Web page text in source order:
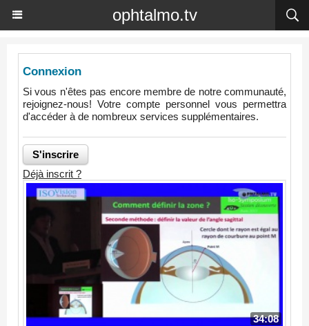
ophtalmo.tv
Connexion
Si vous n'êtes pas encore membre de notre communauté,
rejoignez-nous! Votre compte personnel vous permettra
d'accéder à de nombreux services supplémentaires.
Déjà inscrit ?
34:08